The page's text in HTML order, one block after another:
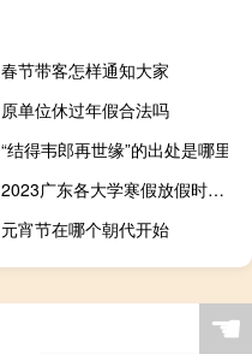
春节带客怎样通知大家
原单位休过年假合法吗
“结得韦郎再世缘”的出处是哪里
2023广东各大学寒假放假时间什么时间
元宵节在哪个朝代开始
☚